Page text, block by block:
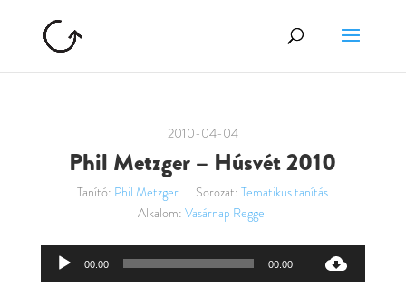
2010-04-04
Phil Metzger – Húsvét 2010
Tanító: Phil Metzger Sorozat: Tematikus tanítás
Alkalom: Vasárnap Reggel
Audió
00:00 00:00